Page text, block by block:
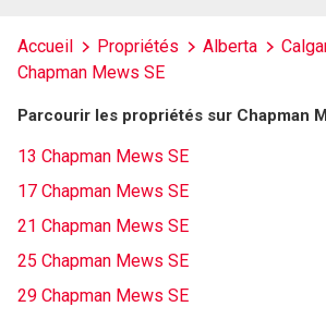
Accueil Propriétés Alberta
Chapman Mews SE
Parcourir les propriétés sur Chapman
13 Chapman Mews SE
17 Chapman Mews SE
21 Chapman Mews SE
25 Chapman Mews SE
29 Chapman Mews SE